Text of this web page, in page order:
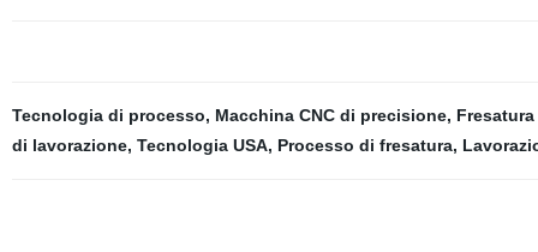
Tecnologia di processo, Macchina CNC di precisione,
di lavorazione, Tecnologia USA, Processo di fresatura,